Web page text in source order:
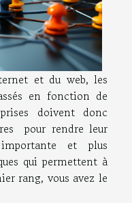
et du web, les
en fonction de
doivent donc
pour rendre leur
et plus
qui permettent à
rang, vous avez le